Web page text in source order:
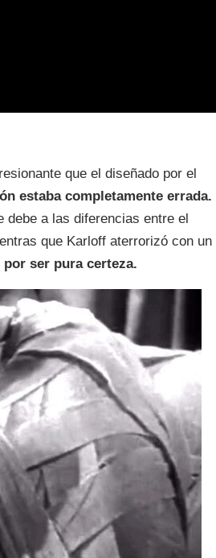
que el diseñado por el
estaba completamente errada.
debe a las diferencias entre el
que Karloff aterrorizó con un
ser pura certeza.